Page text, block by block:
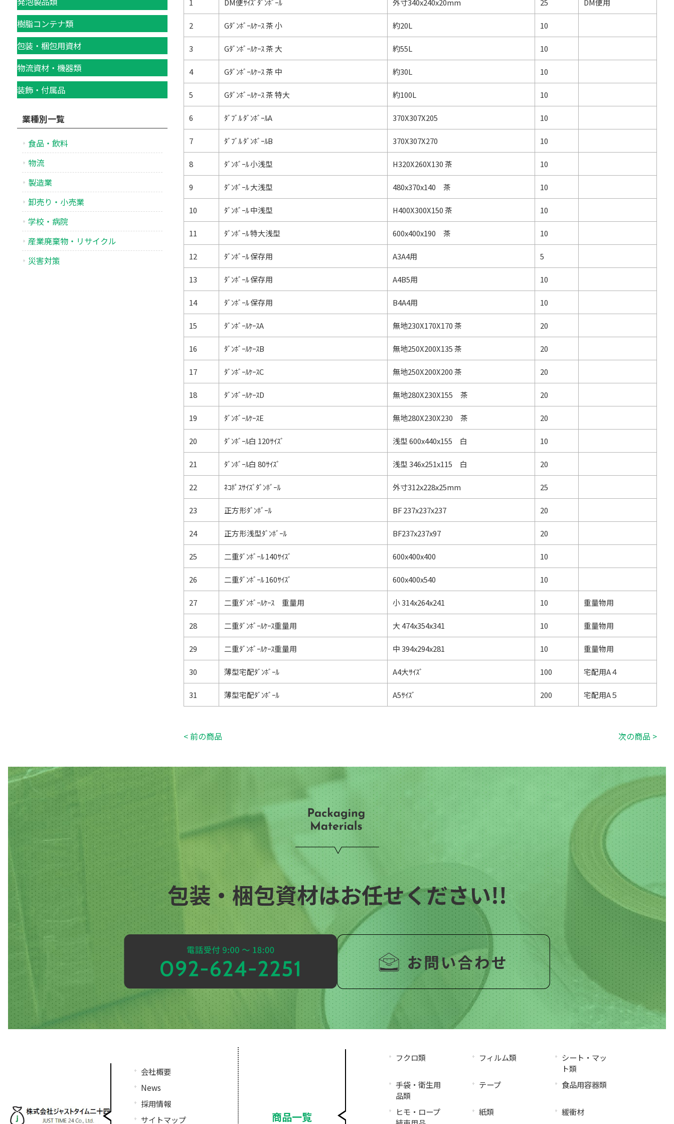
1 DM便ｻｲｽﾞﾀﾞﾝﾎﾞｰﾙ 外寸340x240x20mm 25 DM便用
2 Gﾀﾞﾝﾎﾞｰﾙｹｰｽ 茶 小 約20L 10
3 Gﾀﾞﾝﾎﾞｰﾙｹｰｽ 茶 大 約55L 10
4 Gﾀﾞﾝﾎﾞｰﾙｹｰｽ 茶 中 約30L 10
5 Gﾀﾞﾝﾎﾞｰﾙｹｰｽ 茶 特大 約100L 10
6 ﾀﾞﾌﾞﾙ ﾀﾞﾝﾎﾞｰﾙA 370X307X205 10
7 ﾀﾞﾌﾞﾙ ﾀﾞﾝﾎﾞｰﾙB 370X307X270 10
8 ﾀﾞﾝﾎﾞｰﾙ 小浅型 H320X260X130 茶 10
9 ﾀﾞﾝﾎﾞｰﾙ 大浅型 480x370x140 茶 10
10 ﾀﾞﾝﾎﾞｰﾙ 中浅型 H400X300X150 茶 10
11 ﾀﾞﾝﾎﾞｰﾙ 特大浅型 600x400x190 茶 10
12 ﾀﾞﾝﾎﾞｰﾙ 保存用 A3A4用 5
13 ﾀﾞﾝﾎﾞｰﾙ 保存用 A4B5用 10
14 ﾀﾞﾝﾎﾞｰﾙ 保存用 B4A4用 10
15 ﾀﾞﾝﾎﾞｰﾙｹｰｽA 無地230X170X170 茶 20
16 ﾀﾞﾝﾎﾞｰﾙｹｰｽB 無地250X200X135 茶 20
17 ﾀﾞﾝﾎﾞｰﾙｹｰｽC 無地250X200X200 茶 20
18 ﾀﾞﾝﾎﾞｰﾙｹｰｽD 無地280X230X155 茶 20
19 ﾀﾞﾝﾎﾞｰﾙｹｰｽE 無地280X230X230 茶 20
20 ﾀﾞﾝﾎﾞｰﾙ白 120ｻｲｽﾞ 浅型 600x440x155 白 10
21 ﾀﾞﾝﾎﾞｰﾙ白 80ｻｲｽﾞ 浅型 346x251x115 白 20
22 ﾈｺﾎﾟｽｻｲｽﾞﾀﾞﾝﾎﾞｰﾙ 外寸312x228x25mm 25
23 正方形ﾀﾞﾝﾎﾞｰﾙ BF 237x237x237 20
24 正方形浅型ﾀﾞﾝﾎﾞｰﾙ BF237x237x97 20
25 二重ﾀﾞﾝﾎﾞｰﾙ 140ｻｲｽﾞ 600x400x400 10
26 二重ﾀﾞﾝﾎﾞｰﾙ 160ｻｲｽﾞ 600x400x540 10
27 二重ﾀﾞﾝﾎﾞｰﾙｹｰｽ 重量用 小 314x264x241 10 重量物用
28 二重ﾀﾞﾝﾎﾞｰﾙｹｰｽ重量用 大 474x354x341 10 重量物用
29 二重ﾀﾞﾝﾎﾞｰﾙｹｰｽ重量用 中 394x294x281 10 重量物用
30 薄型宅配ﾀﾞﾝﾎﾞｰﾙ A4大ｻｲｽﾞ 100 宅配用A４
31 薄型宅配ﾀﾞﾝﾎﾞｰﾙ A5ｻｲｽﾞ 200 宅配用A５
< 前の商品 次の商品 >
樹脂コンテナ類
包装・梱包用資材
物流資材・機器類
装飾・付属品
業種別一覧
食品・飲料
物流
製造業
卸売り・小売業
学校・病院
産業廃棄物・リサイクル
災害対策
包装・梱包資材はお任せください!!
会社概要
News
採用情報
サイトマップ
商品一覧
フクロ類 フィルム類
シート・マッ
ト類
手袋・衛生用
品類
テープ 食品用容器類
ヒモ・ロープ
紙類 緩衝材